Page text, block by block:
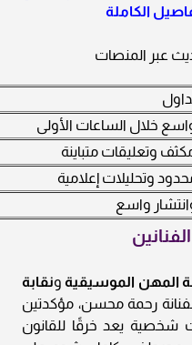
الكاملة
عبر المنصات
خلال الساعات الأولى
وتعليقات متباينة
وتحليلات إعلامية
واسع
المهن الموسيقيةونقابة
رحمة محسن، مؤكدتين
شخصية يعد خرقًا للقانون